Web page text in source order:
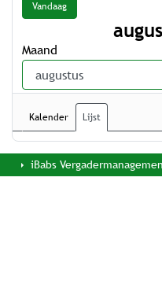
Vandaag
Maand
Kalender Lijst
iBabs